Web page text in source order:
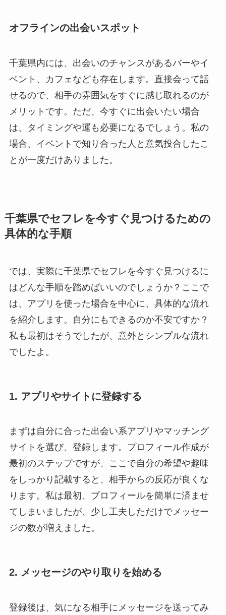
オフラインの出会いスポット
千葉県内には、出会いのチャンスがあるバーやイ
ベント、カフェなども存在します。直接会って話
せるので、相手の雰囲気をすぐに感じ取れるのが
メリットです。ただ、今すぐに出会いたい場合
は、タイミングや運も必要になるでしょう。私の
場合、イベントで知り合った人と意気投合したこ
とが一度だけありました。
千葉県でセフレを今すぐ見つけるための
具体的な手順
では、実際に千葉県でセフレを今すぐ見つけるに
はどんな手順を踏めばいいのでしょうか？ここで
は、アプリを使った場合を中心に、具体的な流れ
を紹介します。自分にもできるのか不安ですか？
私も最初はそうでしたが、意外とシンプルな流れ
でしたよ。
1. アプリやサイトに登録する
まずは自分に合った出会い系アプリやマッチング
サイトを選び、登録します。プロフィール作成が
最初のステップですが、ここで自分の希望や趣味
をしっかり記載すると、相手からの反応が良くな
ります。私は最初、プロフィールを簡単に済ませ
てしまいましたが、少し工夫しただけでメッセー
ジの数が増えました。
2. メッセージのやり取りを始める
登録後は、気になる相手にメッセージを送ってみ